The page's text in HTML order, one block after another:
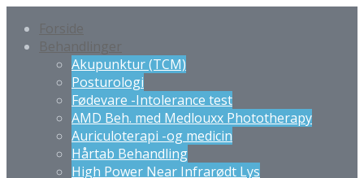
Forside
Behandlinger
Akupunktur (TCM)
Posturologi
Fødevare -Intolerance test
AMD Beh. med Medlouxx Phototherapy
Auriculoterapi -og medicin
Hårtab Behandling
High Power Near Infrarødt Lys